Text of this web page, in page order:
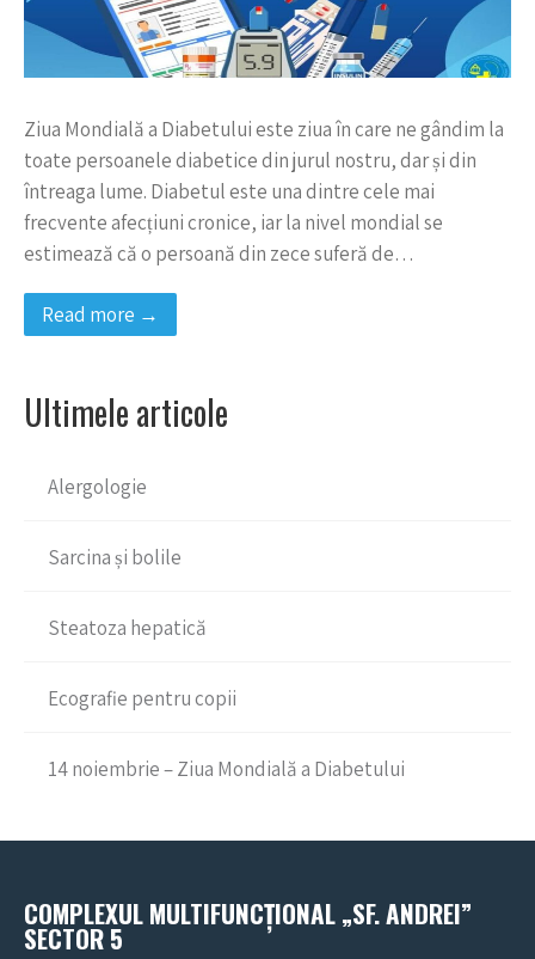
Ziua Mondială a Diabetului este ziua în care ne gândim la
toate persoanele diabetice din jurul nostru, dar și din
întreaga lume. Diabetul este una dintre cele mai
frecvente afecțiuni cronice, iar la nivel mondial se
estimează că o persoană din zece suferă de…
Read more →
Ultimele articole
Alergologie
Sarcina și bolile
Steatoza hepatică
Ecografie pentru copii
14 noiembrie – Ziua Mondială a Diabetului
COMPLEXUL MULTIFUNCȚIONAL „SF. ANDREI”
SECTOR 5